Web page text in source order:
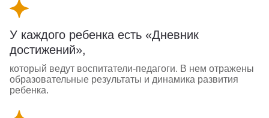
У каждого ребенка есть «Дневник
достижений»,
который ведут воспитатели-педагоги. В нем отражены
образовательные результаты и динамика развития
ребенка.